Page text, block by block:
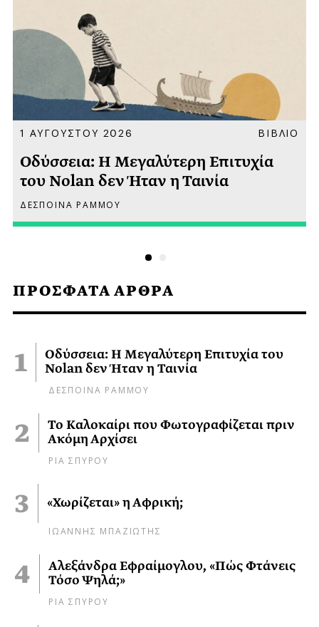
ΠΡΟΣΦΑΤΑ ΑΡΘΡΑ
Οδύσσεια: Η Μεγαλύτερη Επιτυχία του
Nolan δεν Ήταν η Ταινία
ΔΕΣΠΟΙΝΑ ΡΑΜΜΟΥ
Το Καλοκαίρι που Φωτογραφίζεται πριν
Ακόμη Αρχίσει
ΡΙΑ ΣΠΥΡΟΥ
«Χωρίζεται» η Αφρική;
ΙΩΑΝΝΗΣ ΜΠΑΖΙΩΤΗΣ
Αλεξάνδρα Εφραίμογλου, «Πώς Φτάνεις
Τόσο Ψηλά;»
ΡΙΑ ΣΠΥΡΟΥ
1 ΑΥΓΟΥΣΤΟΥ 2026 ΒΙΒΛΙΟ
Οδύσσεια: Η Μεγαλύτερη Επιτυχία
του Nolan δεν Ήταν η Ταινία
ΔΕΣΠΟΙΝΑ ΡΑΜΜΟΥ